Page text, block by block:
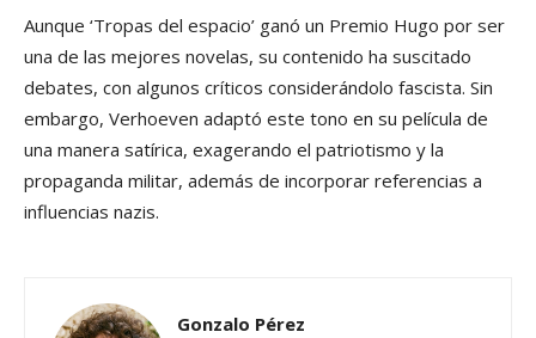
Aunque ‘Tropas del espacio’ ganó un Premio Hugo por ser
una de las mejores novelas, su contenido ha suscitado
debates, con algunos críticos considerándolo fascista. Sin
embargo, Verhoeven adaptó este tono en su película de
una manera satírica, exagerando el patriotismo y la
propaganda militar, además de incorporar referencias a
influencias nazis.
Gonzalo Pérez